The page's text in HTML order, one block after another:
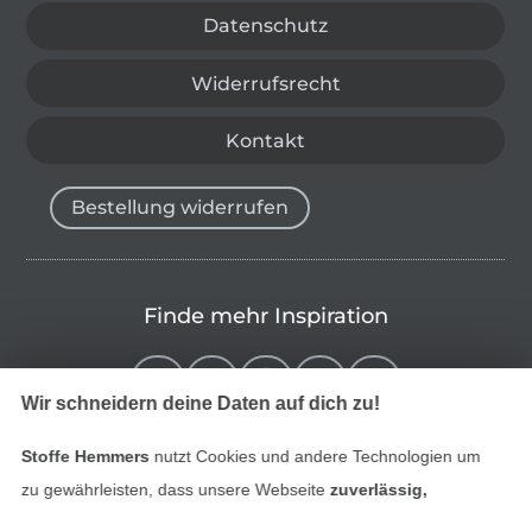
Datenschutz
Widerrufsrecht
Kontakt
Bestellung widerrufen
Finde mehr Inspiration
Wir schneidern deine Daten auf dich zu!
Stoffe Hemmers nutzt Cookies und andere Technologien um
zu gewährleisten, dass unsere Webseite zuverlässig,